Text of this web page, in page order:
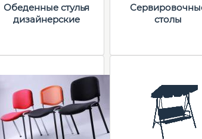
Обеденные стулья
дизайнерские
столы